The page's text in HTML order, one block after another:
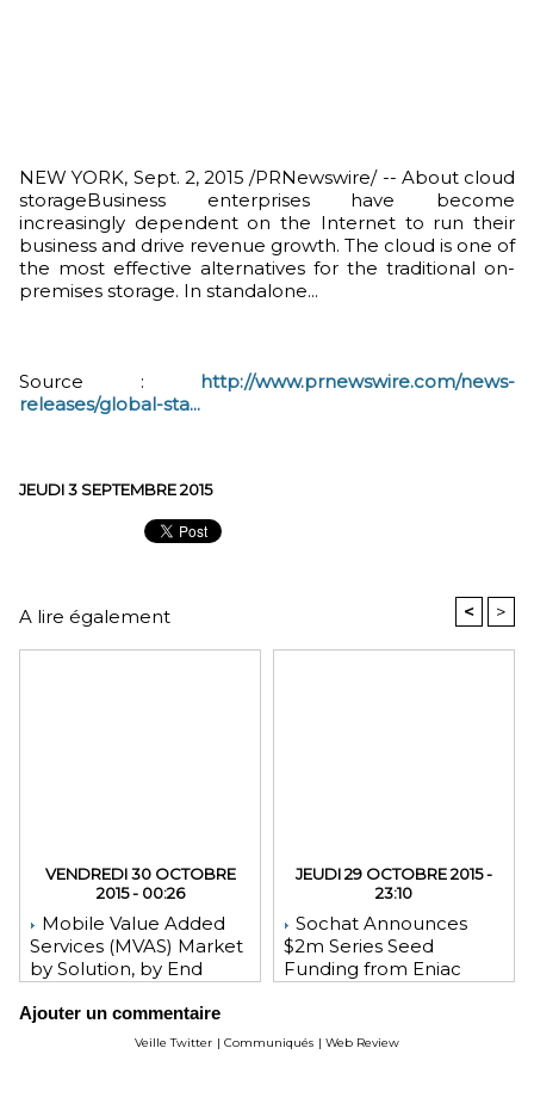
NEW YORK, Sept. 2, 2015 /PRNewswire/ -- About cloud
storageBusiness enterprises have become
increasingly dependent on the Internet to run their
business and drive revenue growth. The cloud is one of
the most effective alternatives for the traditional on-
premises storage. In standalone...
Source : http://www.prnewswire.com/news-
releases/global-sta...
JEUDI 3 SEPTEMBRE 2015
A lire également < >
VENDREDI 30 OCTOBRE
2015 - 00:26
Mobile Value Added
Services (MVAS) Market
by Solution, by End
Geography - Global
Forecast and Analysis to
JEUDI 29 OCTOBRE 2015 -
23:10
Sochat Announces
$2m Series Seed
Funding from Eniac
Zhang
Ajouter un commentaire
Veille Twitter | Communiqués | Web Review